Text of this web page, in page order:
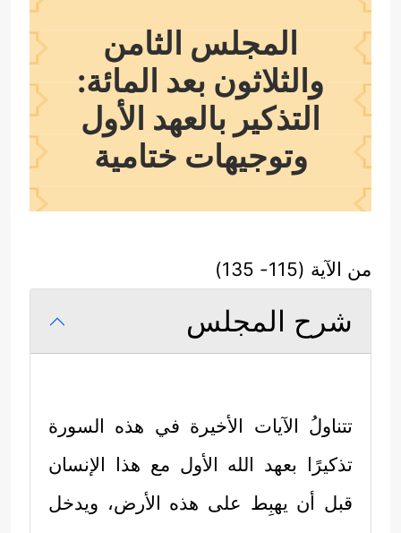
المجلس الثامن
والثلاثون بعد المائة:
التذكير بالعهد الأول
وتوجيهات ختامية
من الآية (115- 135)
شرح المجلس
تتناولُ الآيات الأخيرة في هذه السورة
تذكيرًا بعهد الله الأول مع هذا الإنسان
قبل أن يهبِط على هذه الأرض، ويدخل